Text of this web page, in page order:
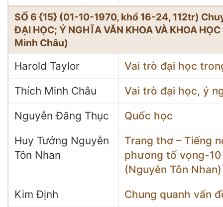
SỐ 6 {15} (01-10-1970, khổ 16-24, 112tr)
ĐẠI HỌC; Ý NGHĨA VĂN KHOA VÀ KHOA
Minh Châu)
Harold Taylor
Vai trò đại học
Thích Minh Châu
Vai trò đại học, ý
Nguyễn Đăng Thục
Quốc học
Huy Tưởng Nguyễn
Tôn Nhan
Trang thơ – Tiếng
phương tố vọng-
(Nguyễn Tôn Nhan)
Kim Định
Chung quanh vấn